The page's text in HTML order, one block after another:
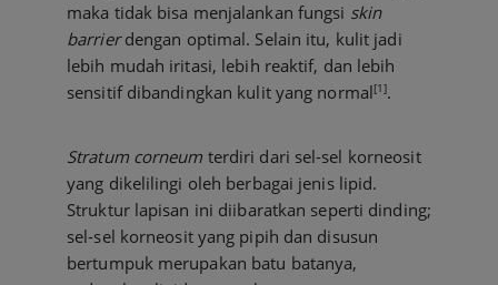
maka tidak bisa menjalankan fungsi skin
barrierdengan optimal. Selain itu, kulit jadi
lebih mudah iritasi, lebih reaktif, dan lebih
sensitif dibandingkan kulit yang normal[1].
Stratum corneum terdiri dari sel-sel korneosit
yang dikelilingi oleh berbagai jenis lipid.
Struktur lapisan ini diibaratkan seperti dinding;
sel-sel korneosit yang pipih dan disusun
bertumpuk merupakan batu batanya,